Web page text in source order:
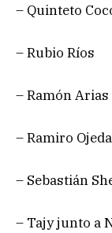
– Quinteto
– Rubio Ríos
– Ramón Arias
– Ramiro
– Sebastián
– Tajy junto a